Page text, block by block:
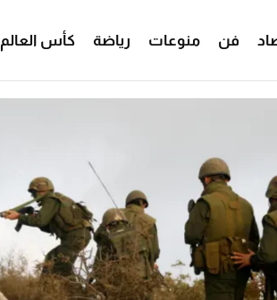
فن منوعات رياضة كأس العالم